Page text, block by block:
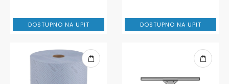
DOSTUPNO NA UPIT DOSTUPNO NA UPIT